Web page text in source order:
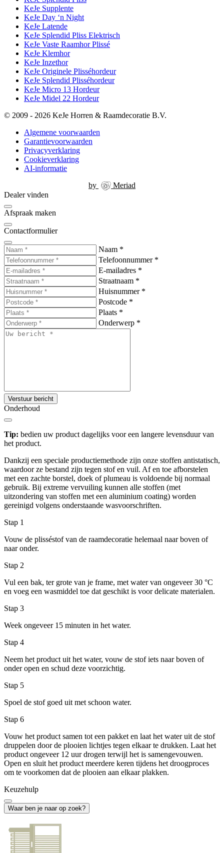
KeJe Supplente
KeJe Day ‘n Night
KeJe Latende
KeJe Splendid Pliss Elektrisch
KeJe Vaste Raamhor Plissé
KeJe Klemhor
KeJe Inzethor
KeJe Originele Plisséhordeur
KeJe Splendid Plisséhordeur
KeJe Micro 13 Hordeur
KeJe Midel 22 Hordeur
© 2009 - 2026 KeJe Horren & Raamdecoratie B.V.
Algemene voorwaarden
Garantievoorwaarden
Privacyverklaring
Cookieverklaring
AI-informatie
by
Meriad
Dealer vinden
Afspraak maken
Contactformulier
Naam *
Telefoonnummer *
E-mailadres *
Straatnaam *
Huisnummer *
Postcode *
Plaats *
Onderwerp *
Verstuur bericht
Onderhoud
Tip: bedien uw product dagelijks voor een langere levensduur van
het product.
Dankzij een speciale productiemethode zijn onze stoffen antistatisch,
waardoor ze bestand zijn tegen stof en vuil. Af en toe afborstelen
met een zachte borstel, doek of plumeau is voldoende bij normaal
gebruik. Bij extreme vervuiling kunnen alle stoffen (met
uitzondering van stoffen met een aluminium coating) worden
gereinigd volgens onderstaande wasvoorschriften.
Stap 1
Vouw de plisséstof van de raamdecoratie helemaal naar boven of
naar onder.
Stap 2
Vul een bak, ter grote van je frame, met water van ongeveer 30 °C
en voeg een wasmiddel toe dat geschikt is voor delicate materialen.
Stap 3
Week ongeveer 15 minuten in het water.
Stap 4
Neem het product uit het water, vouw de stof iets naar boven of
onder open en schud deze voorzichtig.
Stap 5
Spoel de stof goed uit met schoon water.
Stap 6
Vouw het product samen tot een pakket en laat het water uit de stof
druppelen door de plooien lichtjes tegen elkaar te drukken. Laat het
product ongeveer 12 uur drogen terwijl het is samengevouwen.
Open en sluit het product meerdere keren tijdens het droogproces
om te voorkomen dat de plooien aan elkaar plakken.
Keuzehulp
Waar ben je naar op zoek?